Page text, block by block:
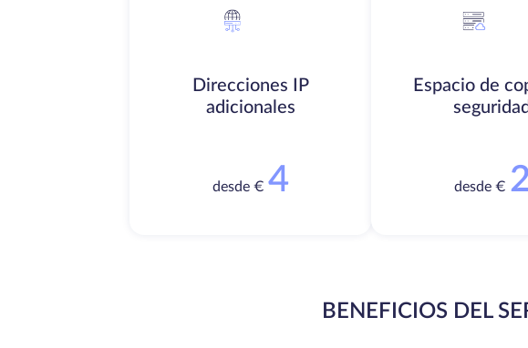
Direcciones IP
adicionales
desde € 4
Espacio de
seguridad
desde €
BENEFICIOS DEL